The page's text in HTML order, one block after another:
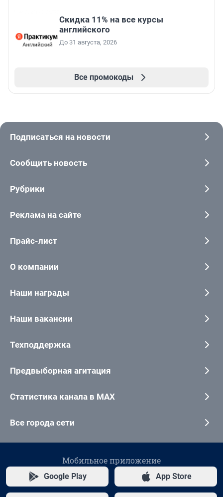
Скидка 11% на все курсы
английского
До 31 августа, 2026
Все промокоды
Подписаться на новости
Сообщить новость
Рубрики
Реклама на сайте
Прайс-лист
О компании
Наши награды
Наши вакансии
Техподдержка
Предвыборная агитация
Статистика канала в MAX
Все города сети
Мобильное приложение
Google Play App Store